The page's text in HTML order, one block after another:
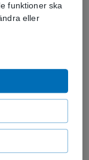
funktioner ska
eller